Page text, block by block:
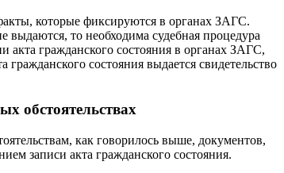
которые фиксируются в органах ЗАГС.
то необходима судебная процедура
акта гражданского состояния в органах ЗАГС,
гражданского состояния выдается свидетельство
обстоятельствах
как говорилось выше, документов,
записи акта гражданского состояния.